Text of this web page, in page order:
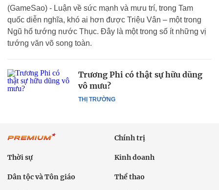
(GameSao) - Luận về sức mạnh và mưu trí, trong Tam
quốc diễn nghĩa, khó ai hơn được Triệu Vân – một trong
Ngũ hổ tướng nước Thục. Đây là một trong số ít những vị
tướng văn võ song toàn.
THỊ TRƯỜNG
Trương Phi có thật sự hữu dũng
vô mưu?
Chính trị
Thời sự Kinh doanh
Dân tộc và Tôn giáo Thể thao